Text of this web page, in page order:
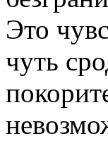
Это
чуть